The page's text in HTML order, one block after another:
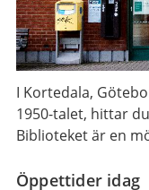
I Kortedala,
1950-talet, hittar
Biblioteket är en
Öppettider idag